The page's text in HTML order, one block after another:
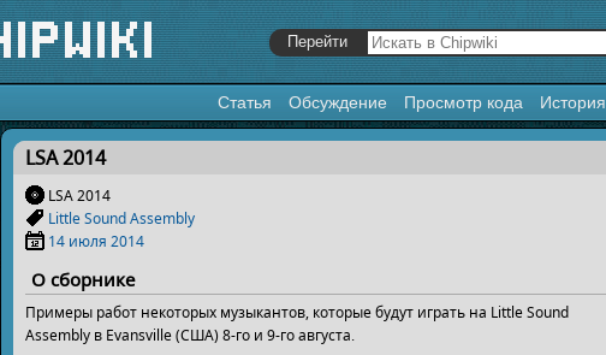
Статья Обсуждение Просмотр кода История
Перейти к:навигация,поиск
LSA 2014
LSA 2014
Little Sound Assembly
14 июля 2014
О сборнике
Примеры работ некоторых музыкантов, которые будут играть на Little Sound
Assembly в Evansville (США) 8-го и 9-го августа.